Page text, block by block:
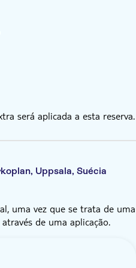
será aplicada a esta reserva.
Uppsala, Suécia
uma vez que se trata de uma
de uma aplicação.